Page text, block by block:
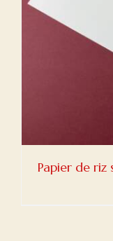
Papier de riz